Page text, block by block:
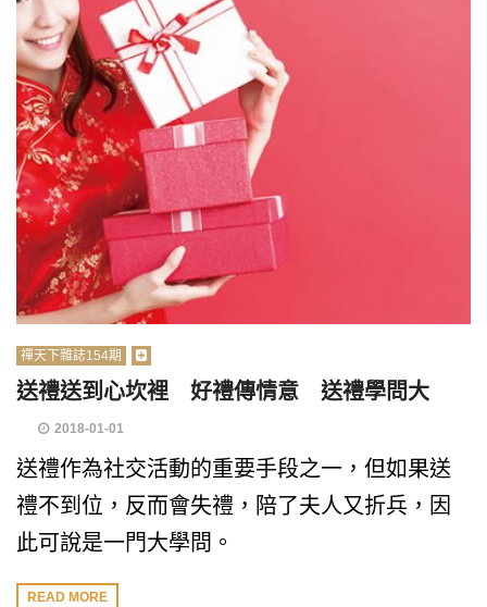
禪天下雜誌154期
送禮送到心坎裡 好禮傳情意 送禮學問大
2018-01-01
送禮作為社交活動的重要手段之一，但如果送
禮不到位，反而會失禮，陪了夫人又折兵，因
此可說是一門大學問。
READ MORE